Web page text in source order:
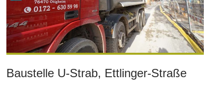
Baustelle U-Strab, Ettlinger-Straße